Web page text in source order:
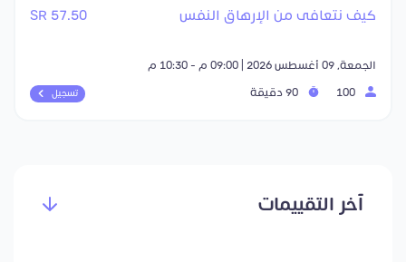
كيف نتعافى من الإرهاق النفس 57.50 SR
الجمعة, 09 أغسطس 2026 | 09:00 م - 10:30 م
تسجيل
آخر التقييمات